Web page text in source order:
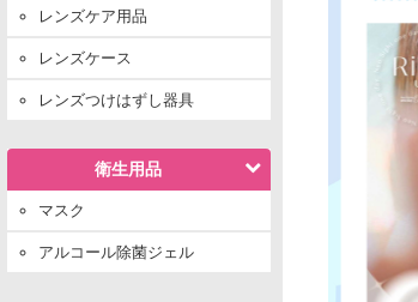
レンズケア用品
レンズケース
レンズつけはずし器具
衛生用品
マスク
アルコール除菌ジェル